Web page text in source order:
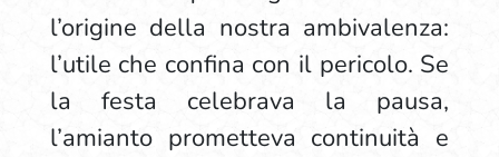
l’origine della nostra ambivalenza:
l’utile che confina con il pericolo. Se
la festa celebrava la pausa,
l’amianto prometteva continuità e